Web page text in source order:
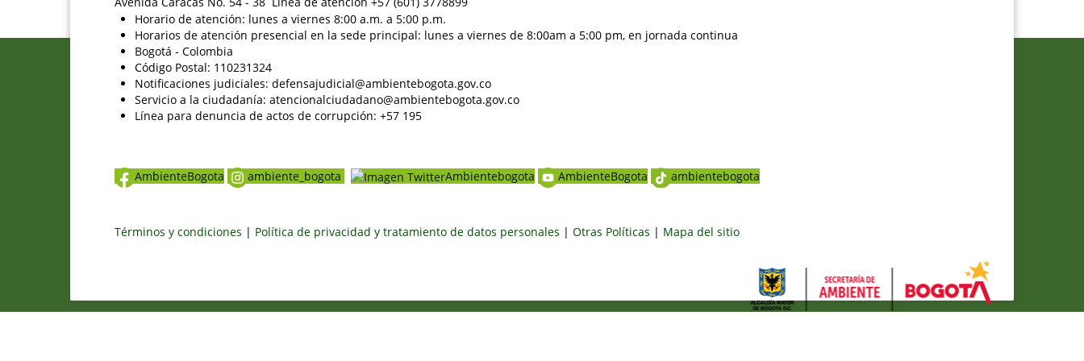
Horario de atención: lunes a viernes 8:00 a.m. a 5:00 p.m.
Horarios de atención presencial en la sede principal: lunes a viernes de 8:00am a 5:00 pm, en jornada continua
Bogotá - Colombia
Código Postal: 110231324
Notificaciones judiciales: defensajudicial@ambientebogota.gov.co
Servicio a la ciudadanía: atencionalciudadano@ambientebogota.gov.co
Línea para denuncia de actos de corrupción: +57 195
AmbienteBogota ambiente_bogota Ambientebogota AmbienteBogota ambientebogota
Términos y condiciones | Política de privacidad y tratamiento de datos personales | Otras Políticas | Mapa del sitio